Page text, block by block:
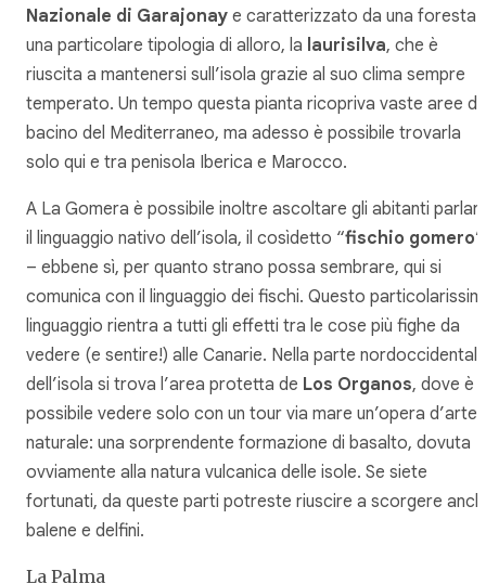
Nazionale di Garajonay e caratterizzato da una foresta
una particolare tipologia di alloro, la laurisilva, che è
riuscita a mantenersi sull’isola grazie al suo clima sempre
temperato. Un tempo questa pianta ricopriva vaste aree
bacino del Mediterraneo, ma adesso è possibile trovarla
solo qui e tra penisola Iberica e Marocco.
A La Gomera è possibile inoltre ascoltare gli abitanti
il linguaggio nativo dell’isola, il cosìdetto “fischio gomero”
– ebbene sì, per quanto strano possa sembrare, qui si
comunica con il linguaggio dei fischi. Questo
linguaggio rientra a tutti gli effetti tra le cose più fighe da
vedere (e sentire!) alle Canarie. Nella parte nordoccidentale
dell’isola si trova l’area protetta de Los Organos, dove è
possibile vedere solo con un tour via mare un’opera d’arte
naturale: una sorprendente formazione di basalto, dovuta
ovviamente alla natura vulcanica delle isole. Se siete
fortunati, da queste parti potreste riuscire a scorgere
balene e delfini.
La Palma